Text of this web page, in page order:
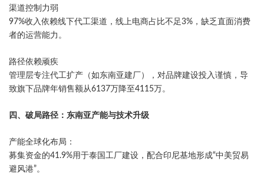
​渠道控制力弱​
97%收入依赖线下代工渠道，线上电商占比不足3%，缺乏直面消费
者的运营能力。
​路径依赖顽疾​
管理层专注代工扩产（如东南亚建厂），对品牌建设投入谨慎，导
致旗下品牌年销售额从6137万降至4115万。
​四、破局路径：东南亚产能与技术升级​
​产能全球化布局​：
募集资金的41.9%用于泰国工厂建设，配合印尼基地形成“中美贸易
避风港”。